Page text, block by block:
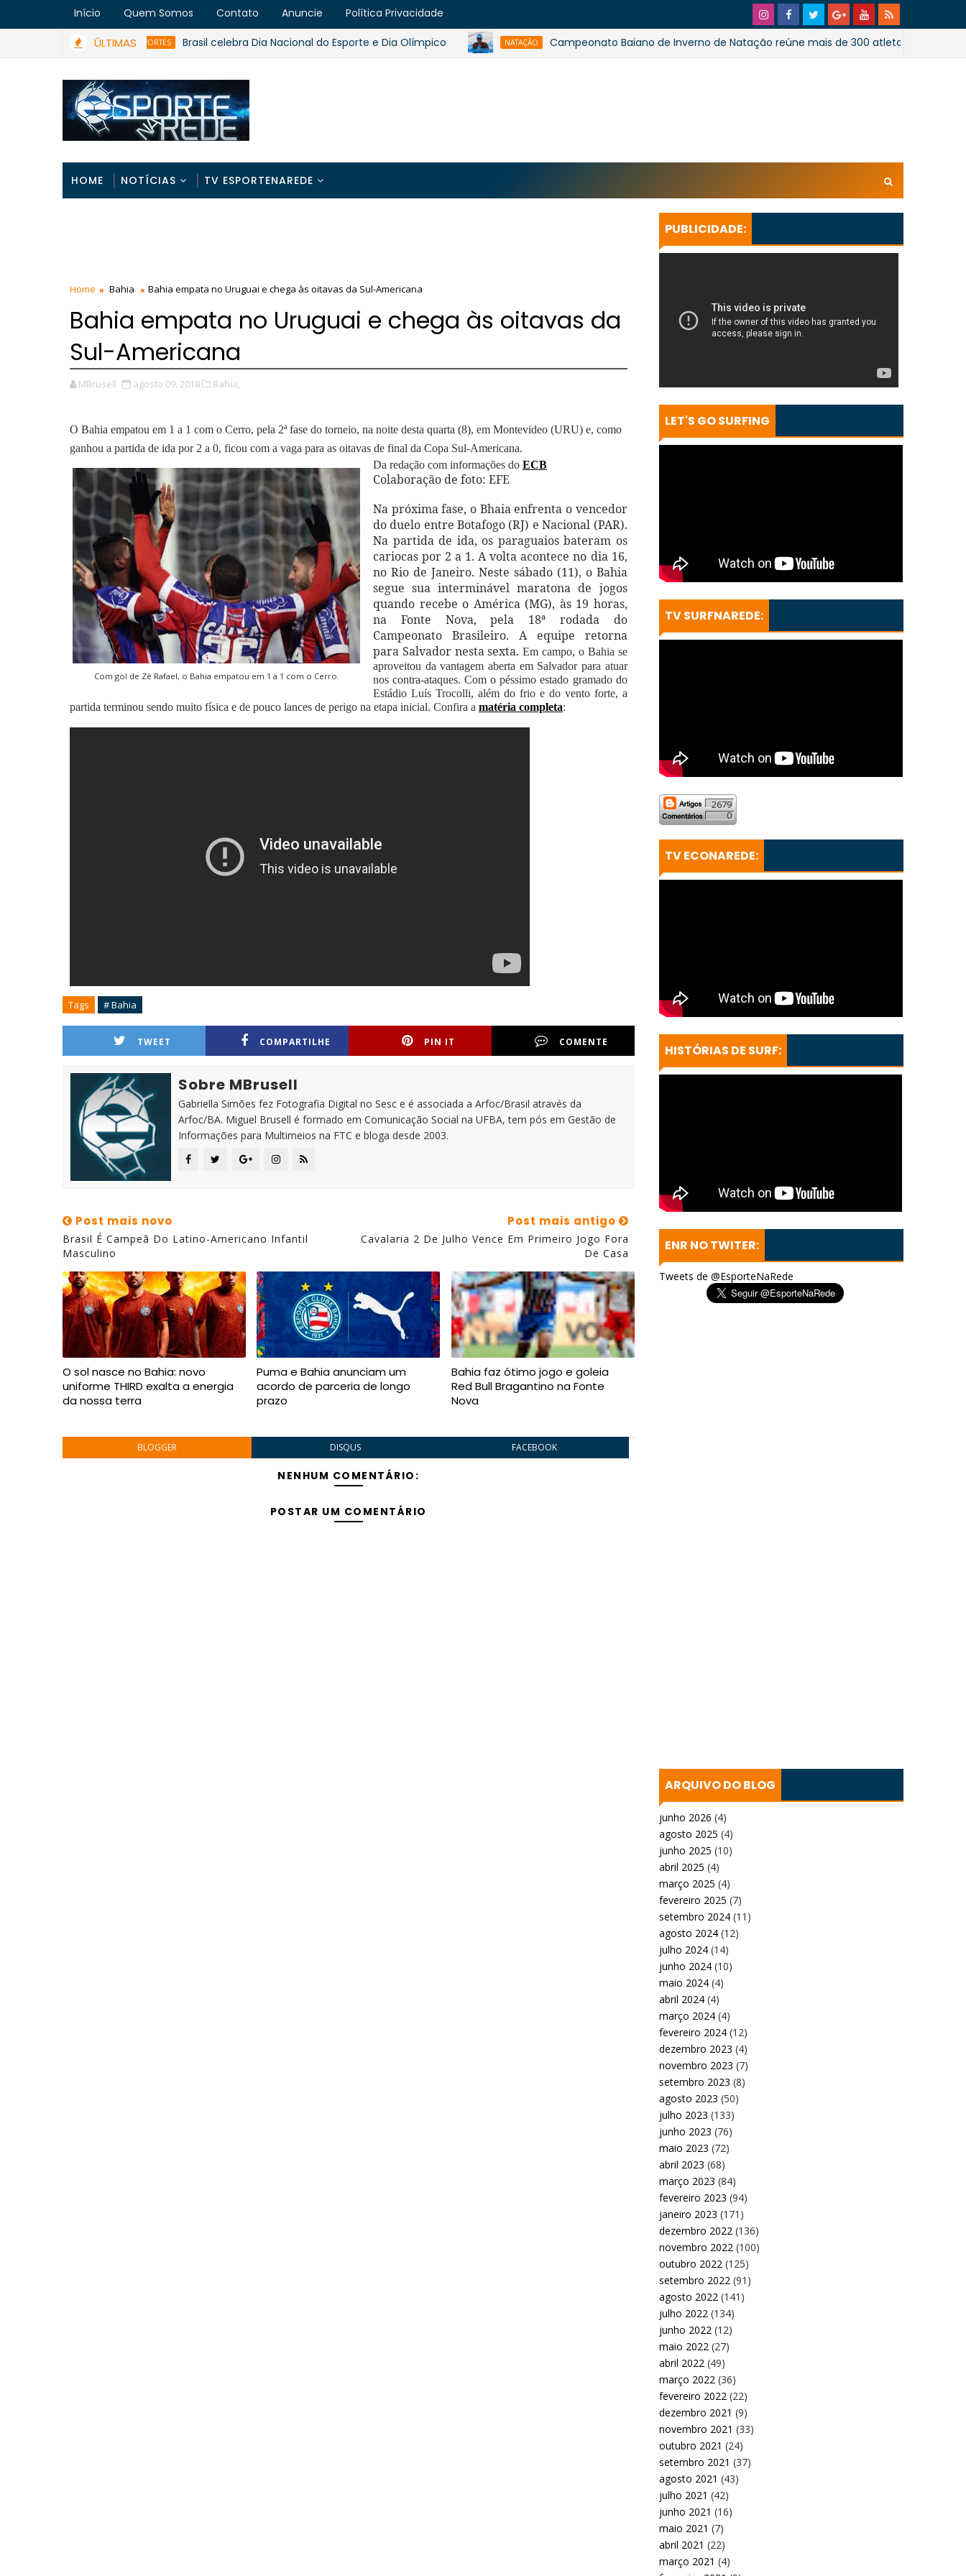
Início Quem Somos Contato Anuncie Política Privacidade
ÚLTIMAS
ESPORTES Brasil celebra Dia Nacional do Esporte e Dia Olímpico NATAÇÃO Campeonato Baiano de Inverno de Natação reúne mais de 300 atletas em Salvador
HOME NOTÍCIAS TV ESPORTENAREDE
Home Bahia Bahia empata no Uruguai e chega às oitavas da Sul-Americana
Bahia empata no Uruguai e chega às oitavas da
Sul-Americana
MBrusell agosto 09, 2018 Bahia,
O Bahia empatou em 1 a 1 com o Cerro, pela 2ª fase do torneio, na noite desta quarta (8), em Montevideo (URU) e, como
ganhou a partida de ida por 2 a 0, ficou com a vaga para as oitavas de final da Copa Sul-Americana.
Com gol de Zé Rafael, o Bahia empatou em 1 a 1 com o Cerro.
Da redação com informações do ECB
Colaboração de foto: EFE
Na próxima fase, o Bhaia enfrenta o vencedor
do duelo entre Botafogo (RJ) e Nacional (PAR).
Na partida de ida, os paraguaios bateram os
cariocas por 2 a 1. A volta acontece no dia 16,
no Rio de Janeiro. Neste sábado (11), o Bahia
segue sua interminável maratona de jogos
quando recebe o América (MG), às 19 horas,
na Fonte Nova, pela 18ª rodada do
Campeonato Brasileiro. A equipe retorna
para Salvador nesta sexta.Em campo, o Bahia se
aproveitou da vantagem aberta em Salvador para atuar
nos contra-ataques. Com o péssimo estado gramado do
Estádio Luís Trocolli, além do frio e do vento forte, a
partida terminou sendo muito física e de pouco lances de perigo na etapa inicial. Confira a matéria completa:
Tags # Bahia
TWEET COMPARTILHE PIN IT COMENTE
Sobre MBrusell
Gabriella Simões fez Fotografia Digital no Sesc e é associada a Arfoc/Brasil através da
Arfoc/BA. Miguel Brusell é formado em Comunicação Social na UFBA, tem pós em Gestão de
Informações para Multimeios na FTC e bloga desde 2003.
Post mais novo
Brasil É Campeã Do Latino-Americano Infantil
Masculino
Post mais antigo
Cavalaria 2 De Julho Vence Em Primeiro Jogo Fora
De Casa
O sol nasce no Bahia: novo
uniforme THIRD exalta a energia
da nossa terra
Puma e Bahia anunciam um
acordo de parceria de longo
prazo
Bahia faz ótimo jogo e goleia
Red Bull Bragantino na Fonte
Nova
BLOGGER DISQUS FACEBOOK
NENHUM COMENTÁRIO:
POSTAR UM COMENTÁRIO
PUBLICIDADE:
LET'S GO SURFING
TV SURFNAREDE:
2679
0
TV ECONAREDE:
HISTÓRIAS DE SURF:
ENR NO TWITER:
Tweets de @EsporteNaRede
ARQUIVO DO BLOG
junho 2026 (4)
agosto 2025 (4)
junho 2025 (10)
abril 2025 (4)
março 2025 (4)
fevereiro 2025 (7)
setembro 2024 (11)
agosto 2024 (12)
julho 2024 (14)
junho 2024 (10)
maio 2024 (4)
abril 2024 (4)
março 2024 (4)
fevereiro 2024 (12)
dezembro 2023 (4)
novembro 2023 (7)
setembro 2023 (8)
agosto 2023 (50)
julho 2023 (133)
junho 2023 (76)
maio 2023 (72)
abril 2023 (68)
março 2023 (84)
fevereiro 2023 (94)
janeiro 2023 (171)
dezembro 2022 (136)
novembro 2022 (100)
outubro 2022 (125)
setembro 2022 (91)
agosto 2022 (141)
julho 2022 (134)
junho 2022 (12)
maio 2022 (27)
abril 2022 (49)
março 2022 (36)
fevereiro 2022 (22)
dezembro 2021 (9)
novembro 2021 (33)
outubro 2021 (24)
setembro 2021 (37)
agosto 2021 (43)
julho 2021 (42)
junho 2021 (16)
maio 2021 (7)
abril 2021 (22)
março 2021 (4)